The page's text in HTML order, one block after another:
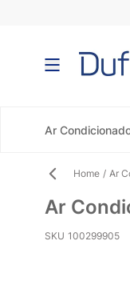
Ar
Home / Ar
Ar
SKU 100299905